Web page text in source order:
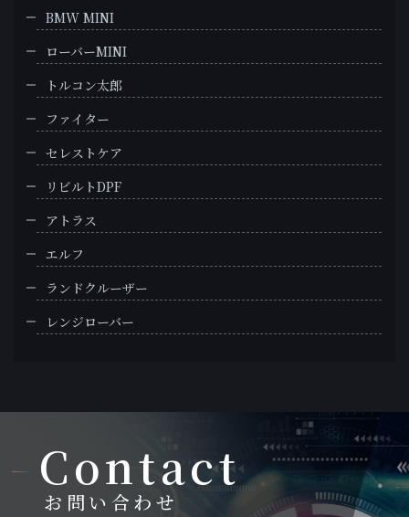
BMW MINI
ローバーMINI
トルコン太郎
ファイター
セレストケア
リビルトDPF
アトラス
エルフ
ランドクルーザー
レンジローバー
Contact
お問い合わせ